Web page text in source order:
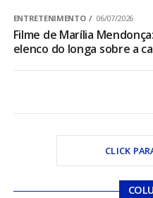
ENTRETENIMENTO 06/07/2026
Filme de Marília
elenco do longa sobre a
CLICK